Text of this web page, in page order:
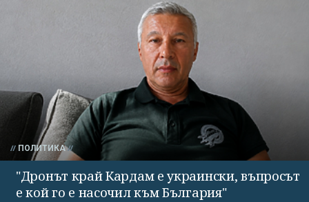
ПОЛИТИКА
"Дронът край Кардам е украински, въпросът
е кой го е насочил към България"